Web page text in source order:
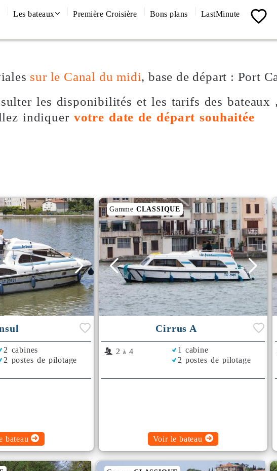
04
Les bateaux Première Croisière Bons plans LastMinute
sur le Canal du midi, base de départ : Port
les disponibilités et les tarifs des bateaux ,
indiquer votre date de départ souhaitée
2 cabines
2 postes de pilotage
bateau
Gamme CLASSIQUE
Cirrus A
2 à 4
1 cabine
2 postes de pilotage
Voir le bateau